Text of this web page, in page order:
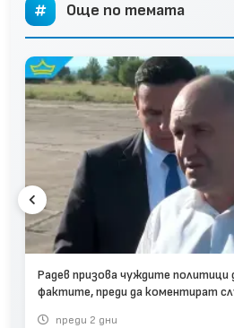
Още по темата
Радев призова чуждите политици
фактите, преди да коментират
преди 2 дни